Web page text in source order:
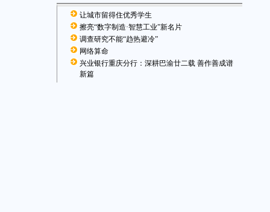
让城市留得住优秀学生
擦亮“数字制造·智慧工业”新名片
调查研究不能“趋热避冷”
网络算命
兴业银行重庆分行：深耕巴渝廿二载 善作善成谱
新篇